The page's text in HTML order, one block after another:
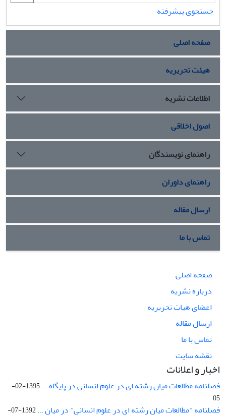
جستجوی پیشرفته
صفحه اصلی
هیئت تحریریه
اطلاعات نشریه
اصول اخلاقی
راهنمای نویسندگان
راهنمای داوران
ارسال مقاله
تماس با ما
صفحه اصلی
درباره نشریه
اعضای هیات تحریریه
ارسال مقاله
تماس با ما
نقشه سایت
اخبار و اعلانات
فصلنامه مطالعات میان رشته ای در علوم انسانی در پایگاه ...
1395-02-
05
فصلنامه "مطالعات میان رشته ای در علوم انسانی" در میان ... 1392-07-